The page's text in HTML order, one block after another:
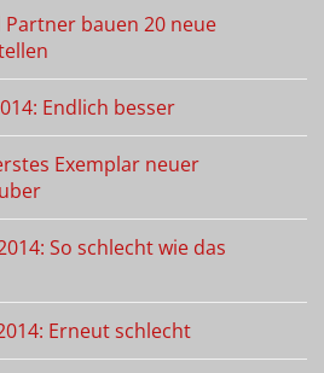
bauen 20 neue
Endlich besser
Exemplar neuer
So schlecht wie das
Erneut schlecht